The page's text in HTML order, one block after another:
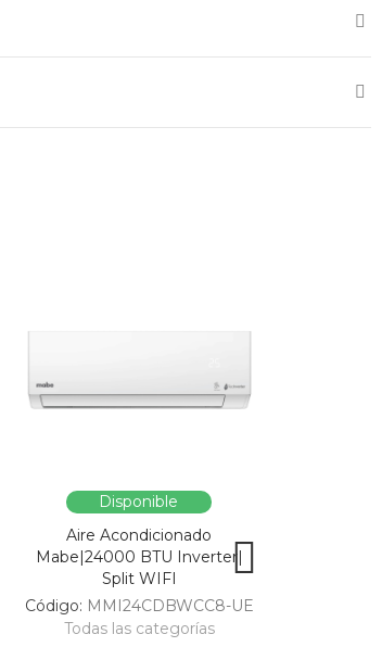
Disponible
Aire Acondicionado
Mabe|24000 BTU Inverter|
Split WIFI
Código: MMI24CDBWCC8-UE
Todas las categorías